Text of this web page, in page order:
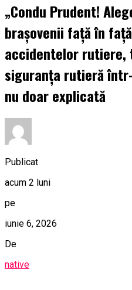
„Condu Prudent!
brașovenii față în
accidentelor rutiere,
siguranța rutieră
nu doar explicată
Publicat
acum 2 luni
pe
iunie 6, 2026
De
native